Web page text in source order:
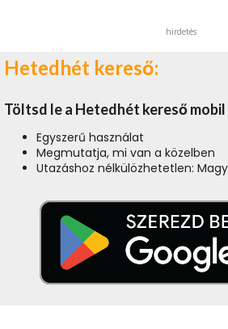
hirdetés
Hetedhét kereső:
Töltsd le a Hetedhét kereső
Egyszerű használat
Megmutatja, mi van a közelben
Utazáshoz nélkülözhetetlen: